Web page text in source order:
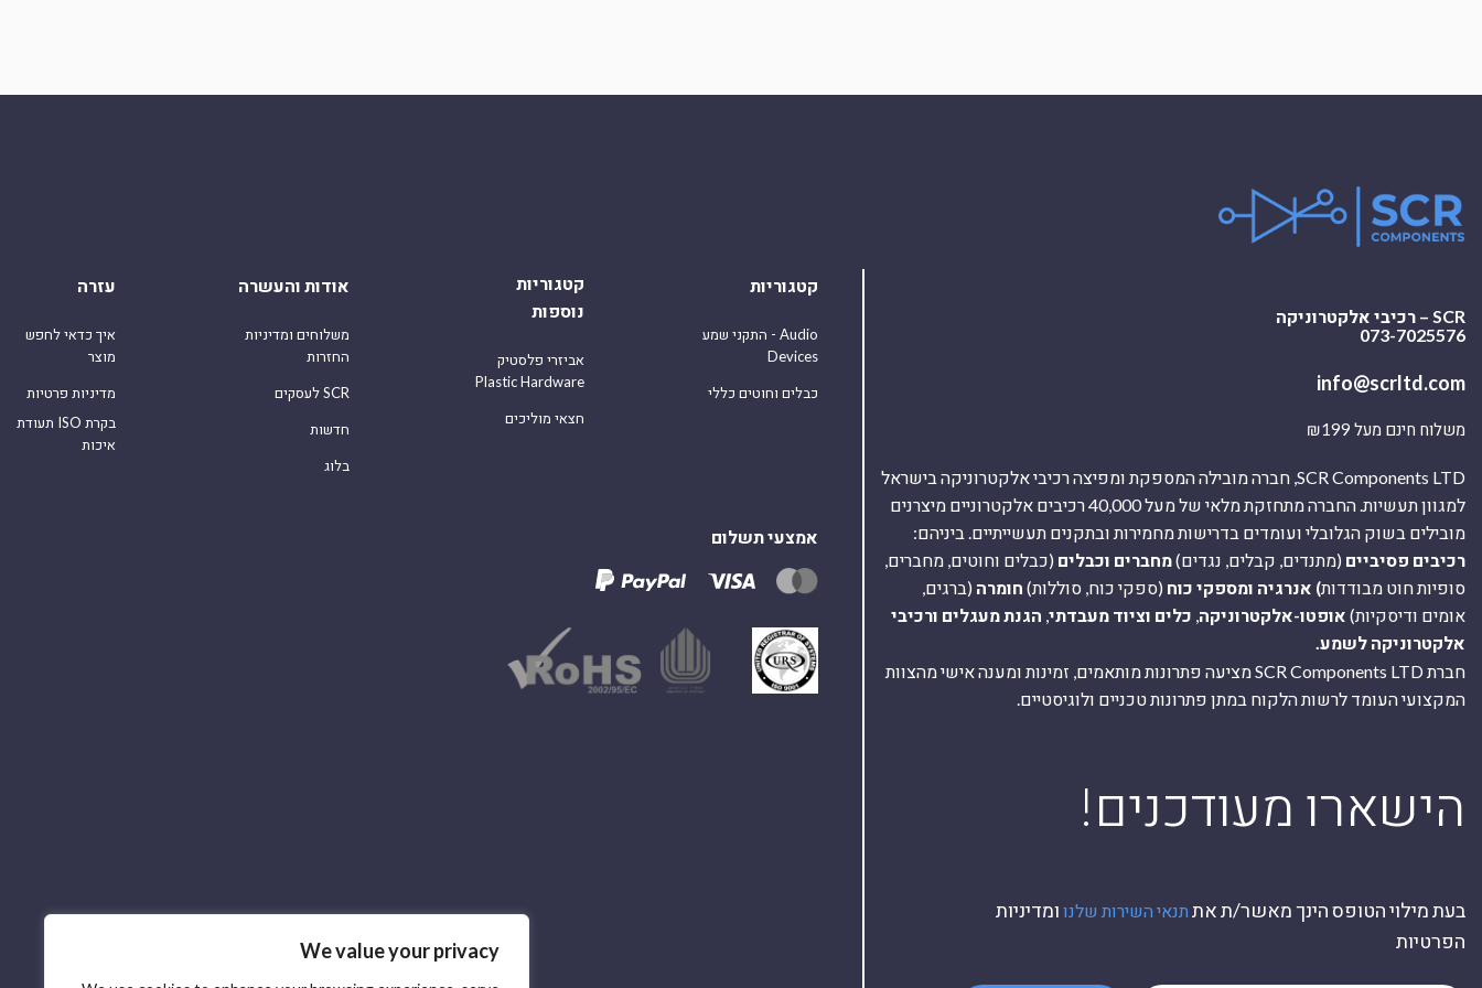
We value your privacy
SCR – רכיבי אלקטרוניקה
073-7025576
info@scrltd.com
משלוח חינם מעל ₪199
SCR Components LTD, חברה מובילה המספקת ומפיצה רכיבי אלקטרוניקה בישראל
למגוון תעשיות. החברה מתחזקת מלאי של מעל 40,000 רכיבים אלקטרוניים מיצרנים
מובילים בשוק הגלובלי ועומדים בדרישות מחמירות ובתקנים תעשייתיים. ביניהם:
רכיבים פסיביים (מתנדים, קבלים, נגדים)מחברים וכבלים (כבלים וחוטים, מחברים,
סופיות חוט מבודדות) אנרגיה ומספקי כוח (ספקי כוח, סוללות) חומרה (ברגים,
אומים ודיסקיות) אופטו-אלקטרוניקה כלים וציוד מעבדתי הגנת מעגלים ורכיבי
אלקטרוניקה לשמע.
חברת SCR Components LTD מציעה פתרונות מותאמים, זמינות ומענה אישי מהצוות
המקצועי העומד לרשות הלקוח במתן פתרונות טכניים ולוגיסטיים.
!הישארו מעודכנים
בעת מילוי הטופס הינך מאשר/ת את תנאי השירות שלנו ומדיניות
הפרטיות
קטגוריות
התקני שמע - Audio
Devices
כבלים וחוטים כללי
קטגוריות
נוספות
אביזרי פלסטיק
Plastic Hardware
חצאי מוליכים
אודות והעשרה
משלוחים ומדיניות
החזרות
לעסקים SCR
חדשות
בלוג
עזרה
איך כדאי לחפש
מוצר
מדיניות פרטיות
תעודת ISO בקרת
איכות
אמצעי תשלום